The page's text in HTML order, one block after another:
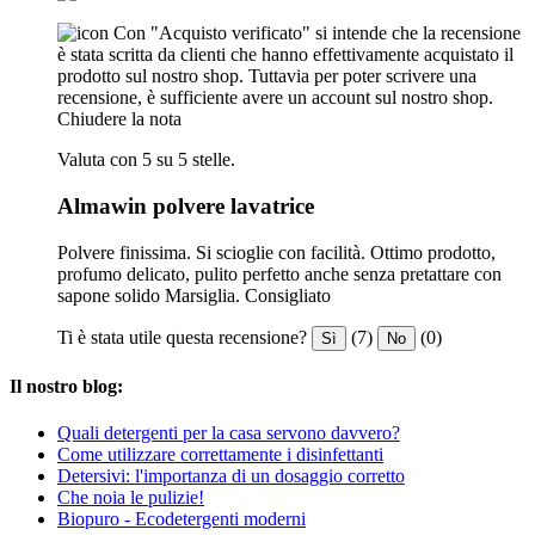
Con "Acquisto verificato" si intende che la recensione
è stata scritta da clienti che hanno effettivamente acquistato il
prodotto sul nostro shop. Tuttavia per poter scrivere una
recensione, è sufficiente avere un account sul nostro shop.
Chiudere la nota
Valuta con 5 su 5 stelle.
Almawin polvere lavatrice
Polvere finissima. Si scioglie con facilità. Ottimo prodotto,
profumo delicato, pulito perfetto anche senza pretattare con
sapone solido Marsiglia. Consigliato
Ti è stata utile questa recensione? Sì (7) No (0)
Il nostro blog:
Quali detergenti per la casa servono davvero?
Come utilizzare correttamente i disinfettanti
Detersivi: l'importanza di un dosaggio corretto
Che noia le pulizie!
Biopuro - Ecodetergenti moderni